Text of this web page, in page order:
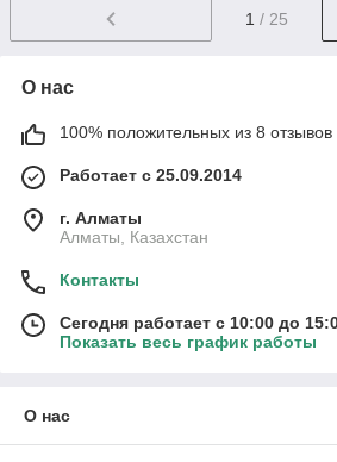
1 / 25
О нас
100% положительных из 8 отзывов
Работает с 25.09.2014
г. Алматы
Алматы, Казахстан
Контакты
Сегодня работает с 10:00 до
Показать весь график работы
О нас